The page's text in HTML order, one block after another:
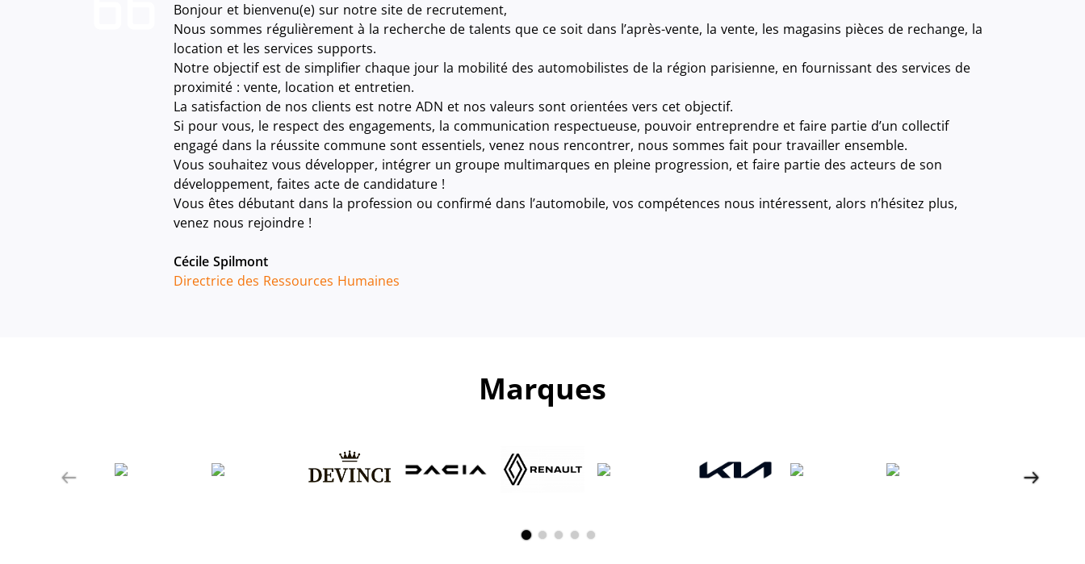
Bonjour et bienvenu(e) sur notre site de recrutement,
Nous sommes régulièrement à la recherche de talents que ce soit dans l’après-vente, la vente, les magasins pièces de rechange, la
location et les services supports.
Notre objectif est de simplifier chaque jour la mobilité des automobilistes de la région parisienne, en fournissant des services de
proximité : vente, location et entretien.
La satisfaction de nos clients est notre ADN et nos valeurs sont orientées vers cet objectif.
Si pour vous, le respect des engagements, la communication respectueuse, pouvoir entreprendre et faire partie d’un collectif
engagé dans la réussite commune sont essentiels, venez nous rencontrer, nous sommes fait pour travailler ensemble.
Vous souhaitez vous développer, intégrer un groupe multimarques en pleine progression, et faire partie des acteurs de son
développement, faites acte de candidature !
Vous êtes débutant dans la profession ou confirmé dans l’automobile, vos compétences nous intéressent, alors n’hésitez plus,
venez nous rejoindre !
Cécile Spilmont
Directrice des Ressources Humaines
Marques